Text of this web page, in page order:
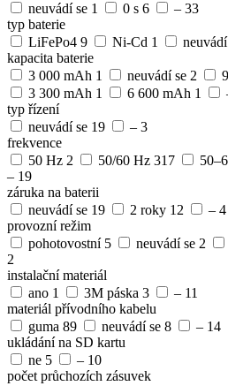
neuvádí se 1 0 s 6 – 33
typ baterie
LiFePo4 9 Ni-Cd 1
kapacita baterie
3 000 mAh 1 neuvádí se 2
3 300 mAh 1 6 600 mAh 1
typ řízení
neuvádí se 19 – 3
frekvence
50 Hz 2 50/60 Hz 317
– 19
záruka na baterii
neuvádí se 19 2 roky 12 – 4
provozní režim
pohotovostní 5 neuvádí se 2
2
instalační materiál
ano 1 3M páska 3 – 11
materiál přívodního kabelu
guma 89 neuvádí se 8 – 14
ukládání na SD kartu
ne 5 – 10
počet průchozích zásuvek